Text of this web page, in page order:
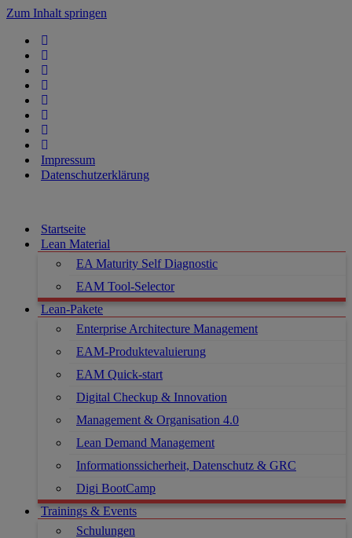
Zum Inhalt springen
Impressum
Datenschutzerklärung
Startseite
Lean Material
EA Maturity Self Diagnostic
EAM Tool-Selector
Lean-Pakete
Enterprise Architecture Management
EAM-Produktevaluierung
EAM Quick-start
Digital Checkup & Innovation
Management & Organisation 4.0
Lean Demand Management
Informationssicherheit, Datenschutz & GRC
Digi BootCamp
Trainings & Events
Schulungen